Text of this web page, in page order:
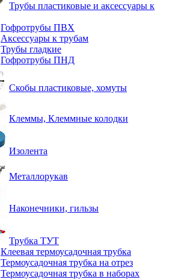
Трубы пластиковые и аксессуары к
Гофротрубы ПВХ
Аксессуары к трубам
Трубы гладкие
Гофротрубы ПНД
Скобы пластиковые, хомуты
Клеммы, Клеммные колодки
Изолента
Металлорукав
Наконечники, гильзы
Трубка ТУТ
Клеевая термоусадочная трубка
Термоусадочная трубка на отрез
Термоусадочная трубка в наборах